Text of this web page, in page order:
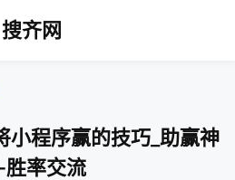
搜齐网
小程序赢的技巧_助赢神
胜率交流